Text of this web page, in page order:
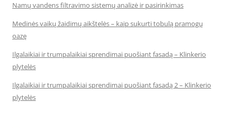
Namų vandens filtravimo sistemų analizė ir pasirinkimas
Medinės vaikų žaidimų aikštelės – kaip sukurti tobulą pramogų
oazę
Ilgalaikiai ir trumpalaikiai sprendimai puošiant fasadą – Klinkerio
plytelės
Ilgalaikiai ir trumpalaikiai sprendimai puošiant fasadą 2 – Klinkerio
plytelės